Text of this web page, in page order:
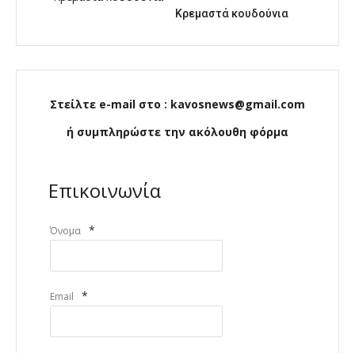
Κρεμαστά κουδούνια
Στείλτε e-mail στο : kavosnews@gmail.com
ή συμπληρώστε την ακόλουθη φόρμα
Επικοινωνία
Όνομα *
Email *